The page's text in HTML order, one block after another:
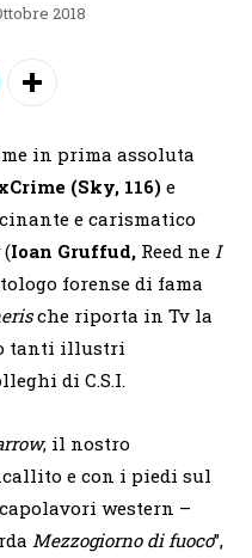
2018
in prima assoluta
(Sky, 116)e
e carismatico
(Ioan Gruffud, Reed ne I
forense di fama
che riporta in Tv la
tanti illustri
di C.S.I.
, il nostro
e con i piedi sul
western –
Mezzogiorno di fuoco”,